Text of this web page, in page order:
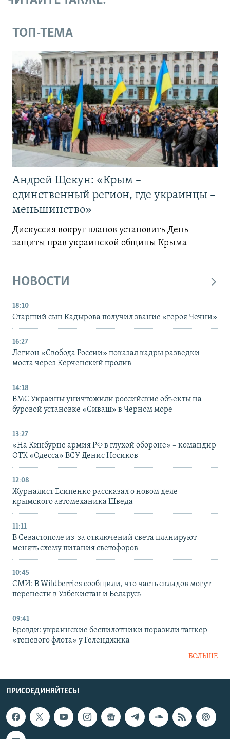
ТОП-ТЕМА
Андрей Щекун: «Крым –
единственный регион, где украинцы –
меньшинство»
Дискуссия вокруг планов установить День
защиты прав украинской общины Крыма
НОВОСТИ
18:10
Старший сын Кадырова получил звание «героя Чечни»
16:27
Легион «Свобода России» показал кадры разведки
моста через Керченский пролив
14:18
ВМС Украины уничтожили российские объекты на
буровой установке «Сиваш» в Черном море
13:27
«На Кинбурне армия РФ в глухой обороне» – командир
ОТК «Одесса» ВСУ Денис Носиков
12:08
Журналист Есипенко рассказал о новом деле
крымского автомеханика Шведа
11:11
В Севастополе из-за отключений света планируют
менять схему питания светофоров
10:45
СМИ: В Wildberries сообщили, что часть складов могут
перенести в Узбекистан и Беларусь
09:41
Бровди: украинские беспилотники поразили танкер
«теневого флота» у Геленджика
БОЛЬШЕ
ПРИСОЕДИНЯЙТЕСЬ!